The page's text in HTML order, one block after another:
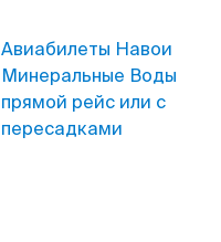
Авиабилеты Навои
Минеральные Воды
прямой рейс или с
пересадками